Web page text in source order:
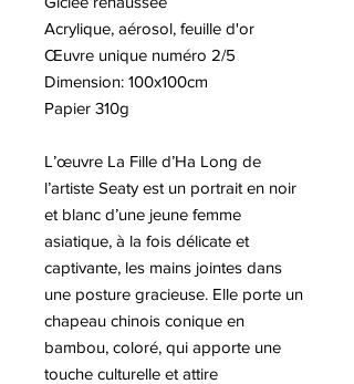
Acrylique, aérosol, feuille d'or
Œuvre unique numéro 2/5
Dimension: 100x100cm
Papier 310g
L’œuvre La Fille d’Ha Long de
l’artiste Seaty est un portrait en noir
et blanc d’une jeune femme
asiatique, à la fois délicate et
captivante, les mains jointes dans
une posture gracieuse. Elle porte un
chapeau chinois conique en
bambou, coloré, qui apporte une
touche culturelle et attire